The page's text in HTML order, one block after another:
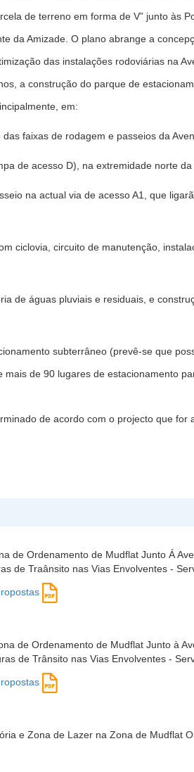
de terreno em forma de V” junto às
da Amizade. O plano abrange a
das instalações rodoviárias na
a construção do parque de
em:
faixas de rodagem e passeios da
de acesso D), na extremidade norte
na actual via de acesso A1, que
ciclovia, circuito de manutenção,
de águas pluviais e residuais, e
subterrâneo (prevê-se que
de 90 lugares de estacionamento
de acordo com o projecto que for
de Ordenamento de Mudflat Junto Á
de Traânsito nas Vias Envolventes -
de Ordenamento de Mudflat Junto à
de Trânsito nas Vias Envolventes -
e Zona de Lazer na Zona de Mudflat